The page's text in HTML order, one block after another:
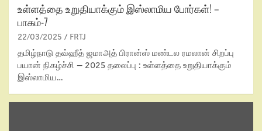
உள்ளத்தை உறுதியாக்கும் இஸ்லாமிய போர்கள்! –
பாகம்-7
22/03/2025 FRTJ
தமிழ்நாடு தவ்ஹீத் ஜமாஅத் பிரான்ஸ் மண்டல ரமலான் சிறப்பு
பயான் நிகழ்ச்சி – 2025 தலைப்பு : உள்ளத்தை உறுதியாக்கும்
இஸ்லாமிய…